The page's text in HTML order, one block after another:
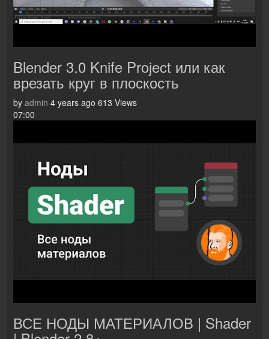
Blender 3.0 Knife Project или как
врезать круг в плоскость
by admin 4 years ago 613 Views
07:00
ВСЕ НОДЫ МАТЕРИАЛОВ | Shader